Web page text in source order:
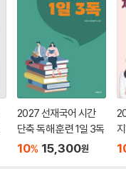
2027 선재국어 시간
단축 독해 훈련 1일 3독
10% 15,300원